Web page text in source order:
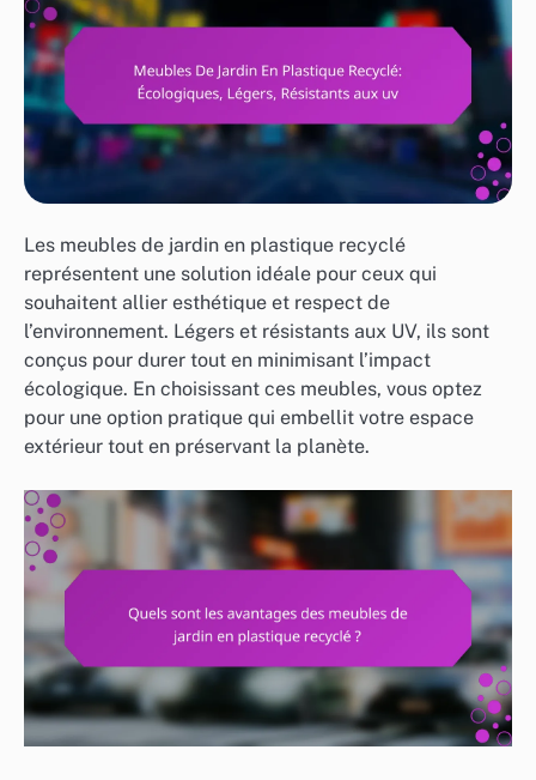
Les meubles de jardin en plastique recyclé
représentent une solution idéale pour ceux qui
souhaitent allier esthétique et respect de
l’environnement. Légers et résistants aux UV, ils sont
conçus pour durer tout en minimisant l’impact
écologique. En choisissant ces meubles, vous optez
pour une option pratique qui embellit votre espace
extérieur tout en préservant la planète.